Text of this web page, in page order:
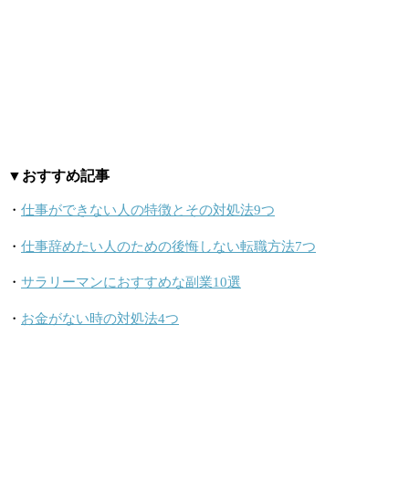
▼おすすめ記事
・ 仕事ができない人の特徴とその対処法9つ
・ 仕事辞めたい人のための後悔しない転職方法7つ
・ サラリーマンにおすすめな副業10選
・ お金がない時の対処法4つ